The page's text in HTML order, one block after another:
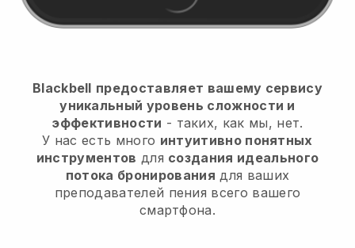
Blackbell предоставляет вашему сервису
уникальный уровень сложности и
эффективности - таких, как мы, нет.
У нас есть много интуитивно понятных
инструментов для создания идеального
потока бронирования для ваших
преподавателей пения всего вашего
смартфона.